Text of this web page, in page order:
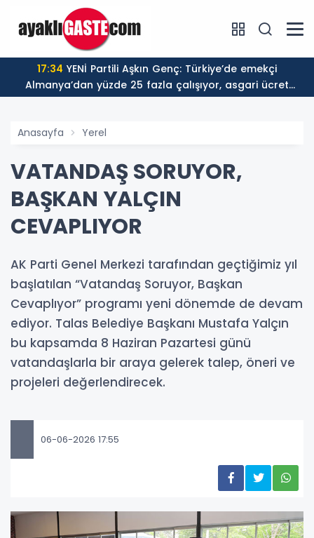
17:34
Almanya’dan yüzde 25 fazla çalışıyor, asgari ücret
ayın 18 gününe yetiyor
Anasayfa Yerel
VATANDAŞ SORUYOR,
BAŞKAN YALÇIN
CEVAPLIYOR
AK Parti Genel Merkezi tarafından geçtiğimiz yıl
başlatılan “Vatandaş Soruyor, Başkan
Cevaplıyor” programı yeni dönemde de devam
ediyor. Talas Belediye Başkanı Mustafa Yalçın
bu kapsamda 8 Haziran Pazartesi günü
vatandaşlarla bir araya gelerek talep, öneri ve
projeleri değerlendirecek.
06-06-2026 17:55